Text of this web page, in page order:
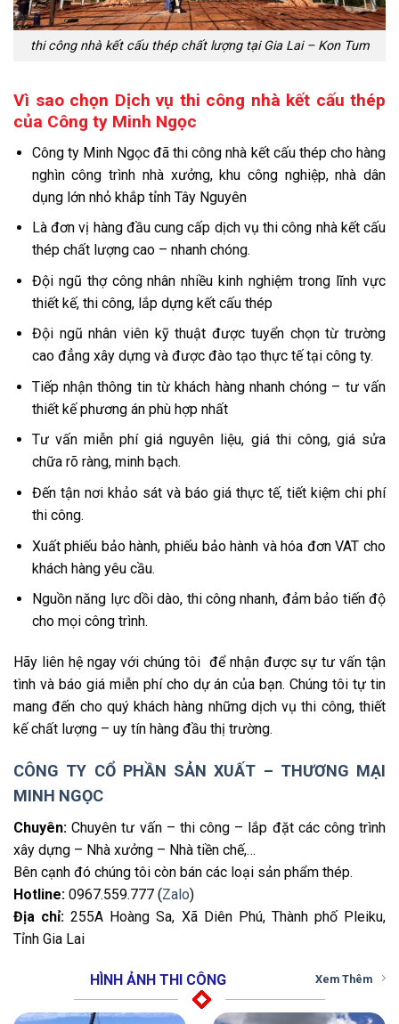
thi công nhà kết cấu thép chất lượng tại Gia Lai – Kon Tum
Vì sao chọn Dịch vụ thi công nhà kết cấu thép
của Công ty Minh Ngọc
Công ty Minh Ngọc đã thi công nhà kết cấu thép cho hàng
nghìn công trình nhà xưởng, khu công nghiệp, nhà dân
dụng lớn nhỏ khắp tỉnh Tây Nguyên
Là đơn vị hàng đầu cung cấp dịch vụ thi công nhà kết cấu
thép chất lượng cao – nhanh chóng.
Đội ngũ thợ công nhân nhiều kinh nghiệm trong lĩnh vực
thiết kế, thi công, lắp dựng kết cấu thép
Đội ngũ nhân viên kỹ thuật được tuyển chọn từ trường
cao đẳng xây dựng và được đào tạo thực tế tại công ty.
Tiếp nhận thông tin từ khách hàng nhanh chóng – tư vấn
thiết kế phương án phù hợp nhất
Tư vấn miễn phí giá nguyên liệu, giá thi công, giá sửa
chữa rõ ràng, minh bạch.
Đến tận nơi khảo sát và báo giá thực tế, tiết kiệm chi phí
thi công.
Xuất phiếu bảo hành, phiếu bảo hành và hóa đơn VAT cho
khách hàng yêu cầu.
Nguồn năng lực dồi dào, thi công nhanh, đảm bảo tiến độ
cho mọi công trình.
Hãy liên hệ ngay với chúng tôi để nhận được sự tư vấn tận
tình và báo giá miễn phí cho dự án của bạn. Chúng tôi tự tin
mang đến cho quý khách hàng những dịch vụ thi công, thiết
kế chất lượng – uy tín hàng đầu thị trường.
CÔNG TY CỔ PHẦN SẢN XUẤT – THƯƠNG MẠI
MINH NGỌC
Chuyên: Chuyên tư vấn – thi công – lắp đặt các công trình
xây dựng – Nhà xưởng – Nhà tiền chế,…
Bên cạnh đó chúng tôi còn bán các loại sản phẩm thép.
Hotline: 0967.559.777 (Zalo)
Địa chỉ: 255A Hoàng Sa, Xã Diên Phú, Thành phố Pleiku,
Tỉnh Gia Lai
HÌNH ẢNH THI CÔNG Xem Thêm